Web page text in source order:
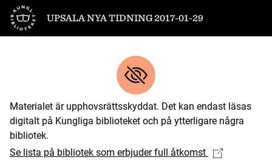
Till startsidan
UPSALA NYA TIDNING 2017-01-29
Materialet är upphovsrättsskyddat. Det kan endast läsas
digitalt på Kungliga biblioteket och på ytterligare några
bibliotek.
Se lista på bibliotek som erbjuder full åtkomst